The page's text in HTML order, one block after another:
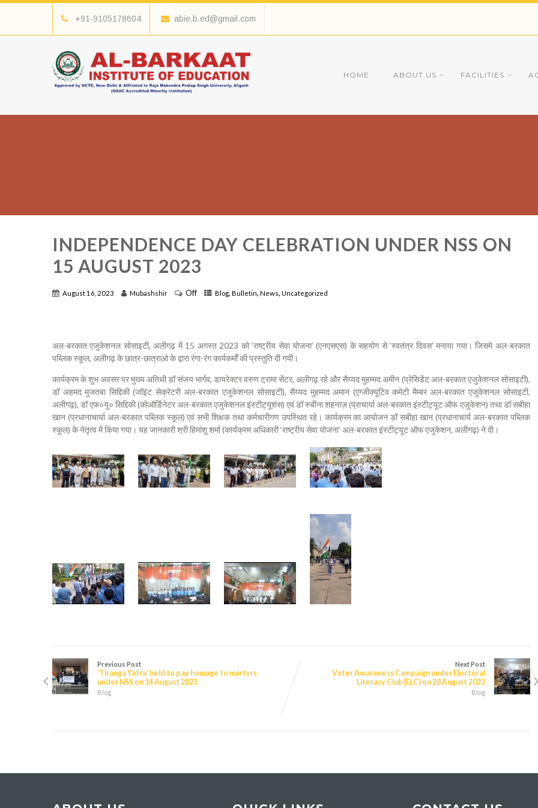
+91-9105178604 abie.b.ed@gmail.com
HOME ABOUT US FACILITIES
INDEPENDENCE DAY CELEBRATION UNDER NSS ON
15 AUGUST 2023
August 16, 2023 Mubashshir Off Blog, Bulletin, News, Uncategorized
अल-बरकात एजुकेशनल सोसाइटी, अलीगढ़ में 15 अगस्त 2023 को ‘राष्ट्रीय सेवा योजना’ (एनएसएस) के सहयोग से ‘स्वतंत्र दिवस’ मनाया गया। जिसमे अल-बरकात
पब्लिक स्कूल, अलीगढ़ के छात्र-छात्राओ के द्वारा रंगा-रंग कार्यकर्मों की प्रस्तुति दी गयी।
कार्यक्रम के शुभ अवसर पर मुख्य अतिथी डॉ संजय भार्गव, डायरेक्टर वरुण ट्रामा सेंटर, अलीगढ़ रहे और सैय्यद मुहम्मद अमीन (प्रेसिडेंट अल-बरकात एजुकेशनल सोसाइटी),
डॉ अहमद मुजतबा सिद्दिकी (जॉइंट सेक्रेटरी अल-बरकात एजुकेशनल सोसाइटी), सैय्यद मुहम्मद अमान (एग्जीक्यूटिव कमेटी मैम्बर अल-बरकात एजुकेशनल सोसाइटी,
अलीगढ़), डॉ एफ०यु० सिद्दिकी (कोऑर्डिनेटर अल-बरकात एजुकेशनल इंस्टीट्यूशंस) एवं डॉ रुबीना शहनाज़ (प्राचार्या अल-बरकात इंस्टीट्यूट ऑफ एजुकेशन) तथा डॉ सबीहा
खान (प्रधानाचार्या अल-बरकात पब्लिक स्कूल) एवं सभी शिक्षक तथा कर्मचारीगण उपस्थित रहे। कार्यक्रम का आयोजन डॉ सबीहा खान (प्रधानाचार्य अल-बरकात पब्लिक
स्कूल) के नेतृत्व में किया गया। यह जानकारी श्री हिमांशू शर्मा (कार्यक्रम अधिकारी ‘राष्ट्रीय सेवा योजना’ अल-बरकात इंस्टीट्यूट ऑफ एजुकेशन, अलीगढ़) ने दी।
Previous Post
‘Tiranga Yatra’ held to pay homage to martyrs
under NSS on 14 August 2023
Blog
Next Post
Voter Awareness Campaign under Electoral
Literacy Club(ELC) on 28 August 2023
Blog